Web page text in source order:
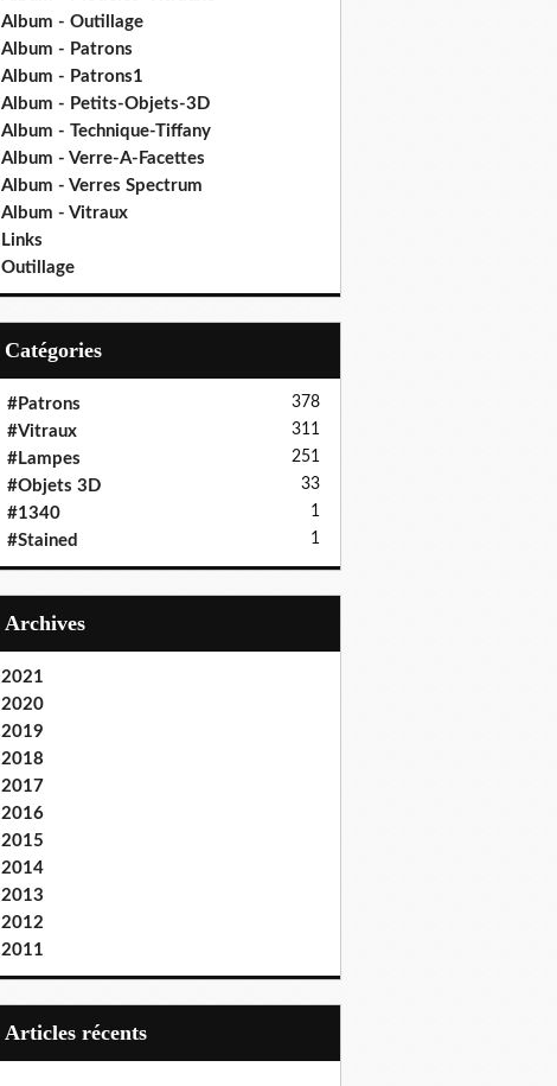
Album - Outillage
Album - Patrons
Album - Patrons1
Album - Petits-Objets-3D
Album - Technique-Tiffany
Album - Verre-A-Facettes
Album - Verres Spectrum
Album - Vitraux
Links
Outillage
Catégories
#Patrons 378
#Vitraux 311
#Lampes 251
#Objets 3D 33
#1340 1
#Stained 1
Archives
2021
2020
2019
2018
2017
2016
2015
2014
2013
2012
2011
articles récents